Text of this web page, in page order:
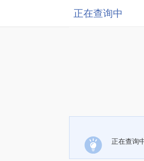
正在查询中
正在查询